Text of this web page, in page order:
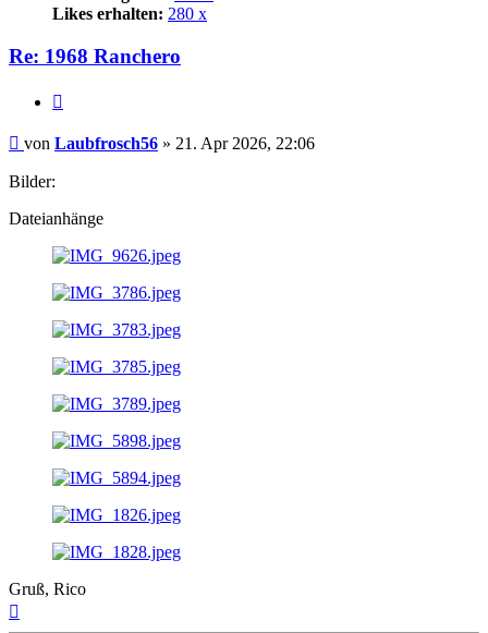
Likes erhalten: 280 x
Re: 1968 Ranchero
Beitrag
von Laubfrosch56 » 21. Apr 2026, 22:06
Bilder:
Dateianhänge
Gruß, Rico